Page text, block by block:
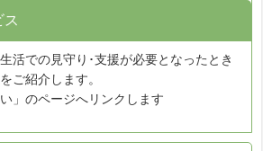
活での見守り･支援が必要となったとき
ご紹介します。
い」のページへリンクします